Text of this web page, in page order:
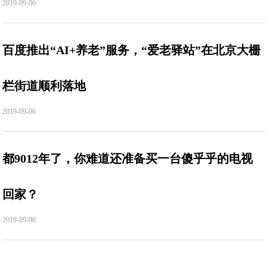
2019-09-06
百度推出“AI+养老”服务，“爱老驿站”在北京大栅
栏街道顺利落地
2019-09-06
都9012年了，你难道还准备买一台傻乎乎的电视
回家？
2019-09-06